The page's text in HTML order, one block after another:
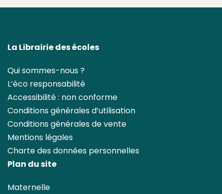
La Librairie des écoles
Qui sommes-nous ?
L’éco responsabilité
Accessibilité : non conforme
Conditions générales d’utilisation
Conditions générales de vente
Mentions légales
Charte des données personnelles
Plan du site
Maternelle